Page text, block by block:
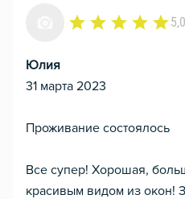
5,0
Юлия
31 марта 2023
Проживание состоялось
Все супер! Хорошая,
красивым видом из окон!